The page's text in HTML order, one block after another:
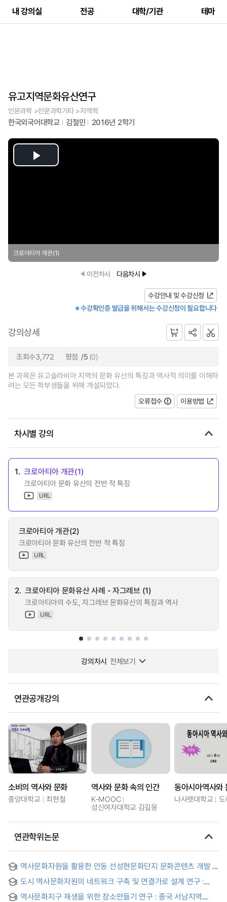
내 강의실 전공 대학/기관 테마
유고지역문화유산연구
인문과학 >인문과학기타 >지역학
한국외국어대학교 김철민 2016년 2학기
Play
크로아티아 개관(1)
이전차시 다음차시
수강안내 및 수강신청
※ 수강확인증 발급을 위해서는 수강신청이 필요합니다
강의상세
조회수3,772 평점 /5 (0)
본 과목은 유고슬라비아 지역의 문화 유산의 특징과 역사적 의미를 이해하
려는 모든 학부생들을 위해 개설되었다.
오류접수
이용방법
차시별 강의
1. 크로아티아 개관(1)
크로아티아 문화 유산의 전반 적 특징
URL
크로아티아 개관(2)
크로아티아 문화 유산의 전반 적 특징
URL
2. 크로아티아 문화유산 사례 - 자그레브 (1)
크로아티아의 수도, 자그레브 문화유산의 특징과 역사
URL
강의차시 전체보기
연관공개강의
소비의 역사와 문화
중앙대학교 최현철
역사와 문화 속의 인간
K-MOOC
성신여자대학교 김길웅
동아시아역사와
나사렛대학교
연관학위논문
역사문화자원을 활용한 안동 선성현문화단지 문화콘텐츠 개발 =
Seonseonghyeon Cultural Complex in Andong using
Historical and Cultural Resources
도시 역사문화자원의 네트워크 구축 및 연결가로 설계 연구 :
역사문화지구 재생을 위한 장소만들기 연구 : 중국 서남지역